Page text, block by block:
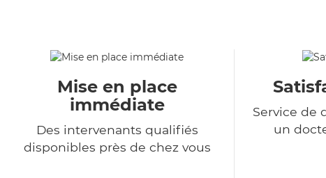
Mise en place
immédiate
Des intervenants qualifiés
disponibles près de chez vous
Service de
un